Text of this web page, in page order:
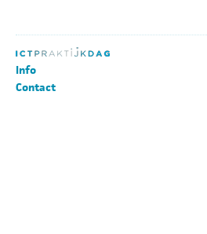
Info
Contact